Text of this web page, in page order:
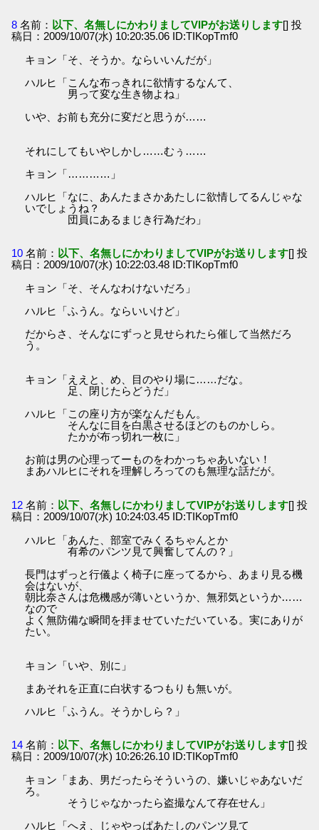
8 名前： 以下、名無しにかわりましてVIPがお送りします[] 投
稿日：2009/10/07(水) 10:20:35.06 ID:TIKopTmf0
キョン「そ、そうか。ならいいんだが」
ハルヒ「こんな布っきれに欲情するなんて、
男って変な生き物よね」
いや、お前も充分に変だと思うが……
それにしてもいやしかし……むぅ……
キョン「…………」
ハルヒ「なに、あんたまさかあたしに欲情してるんじゃな
いでしょうね？
団員にあるまじき行為だわ」
10 名前： 以下、名無しにかわりましてVIPがお送りします[] 投
稿日：2009/10/07(水) 10:22:03.48 ID:TIKopTmf0
キョン「そ、そんなわけないだろ」
ハルヒ「ふうん。ならいいけど」
だからさ、そんなにずっと見せられたら催して当然だろ
う。
キョン「ええと、め、目のやり場に……だな。
足、閉じたらどうだ」
ハルヒ「この座り方が楽なんだもん。
そんなに目を白黒させるほどのものかしら。
たかが布っ切れ一枚に」
お前は男の心理ってーものをわかっちゃあいない！
まあハルヒにそれを理解しろってのも無理な話だが。
12 名前： 以下、名無しにかわりましてVIPがお送りします[] 投
稿日：2009/10/07(水) 10:24:03.45 ID:TIKopTmf0
ハルヒ「あんた、部室でみくるちゃんとか
有希のパンツ見て興奮してんの？」
長門はずっと行儀よく椅子に座ってるから、あまり見る機
会はないが、
朝比奈さんは危機感が薄いというか、無邪気というか……
なので
よく無防備な瞬間を拝ませていただいている。実にありが
たい。
キョン「いや、別に」
まあそれを正直に白状するつもりも無いが。
ハルヒ「ふうん。そうかしら？」
14 名前： 以下、名無しにかわりましてVIPがお送りします[] 投
稿日：2009/10/07(水) 10:26:26.10 ID:TIKopTmf0
キョン「まあ、男だったらそういうの、嫌いじゃあないだ
ろ。
そうじゃなかったら盗撮なんて存在せん」
ハルヒ「へえ、じゃやっぱあたしのパンツ見て